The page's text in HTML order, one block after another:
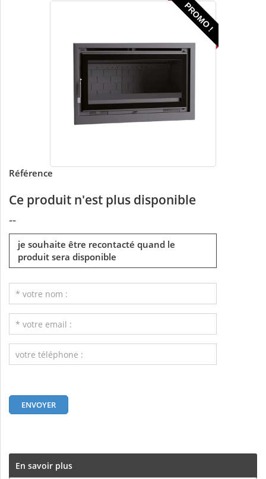
PROMO !
Référence
Ce produit n'est plus disponible
--
je souhaite être recontacté quand le
produit sera disponible
En savoir plus